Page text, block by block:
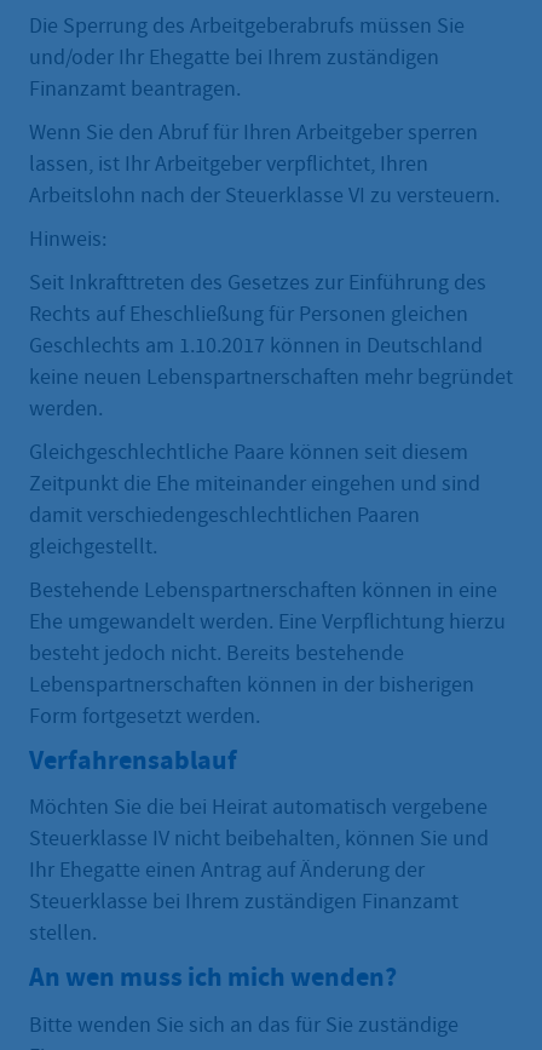
Die Sperrung des Arbeitgeberabrufs müssen Sie
und/oder Ihr Ehegatte bei Ihrem zuständigen
Finanzamt beantragen.
Wenn Sie den Abruf für Ihren Arbeitgeber sperren
lassen, ist Ihr Arbeitgeber verpflichtet, Ihren
Arbeitslohn nach der Steuerklasse VI zu versteuern.
Hinweis:
Seit Inkrafttreten des Gesetzes zur Einführung des
Rechts auf Eheschließung für Personen gleichen
Geschlechts am 1.10.2017 können in Deutschland
keine neuen Lebenspartnerschaften mehr begründet
werden.
Gleichgeschlechtliche Paare können seit diesem
Zeitpunkt die Ehe miteinander eingehen und sind
damit verschiedengeschlechtlichen Paaren
gleichgestellt.
Bestehende Lebenspartnerschaften können in eine
Ehe umgewandelt werden. Eine Verpflichtung hierzu
besteht jedoch nicht. Bereits bestehende
Lebenspartnerschaften können in der bisherigen
Form fortgesetzt werden.
Verfahrensablauf
Möchten Sie die bei Heirat automatisch vergebene
Steuerklasse IV nicht beibehalten, können Sie und
Ihr Ehegatte einen Antrag auf Änderung der
Steuerklasse bei Ihrem zuständigen Finanzamt
stellen.
An wen muss ich mich wenden?
Bitte wenden Sie sich an das für Sie zuständige